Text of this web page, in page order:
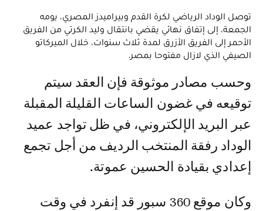
توصل الوداد الرياضي لكرة القدم وبيراميدز المصري، يومه
الجمعة، إلى إتفاق نهائي يقضي بانتقال وليد الكرتي من الفريق
الأحمر إلى الفريق الأزرق لمدة ثلاث سنوات، خلال الميركاتو
الصيفي الذي لازال مفتوحا بمصر.
وحسب مصادر موثوقة فإن العقد سيتم
توقيعه في غضون الساعات القليلة المقبلة
عبر البريد الإلكتروني، في ظل تواجد عميد
الوداد رفقة المنتخب الرديف من أجل تجمع
إعدادي بقيادة الحسين عموتة.
وكان موقع 360 سبور قد إنفرد في وقت